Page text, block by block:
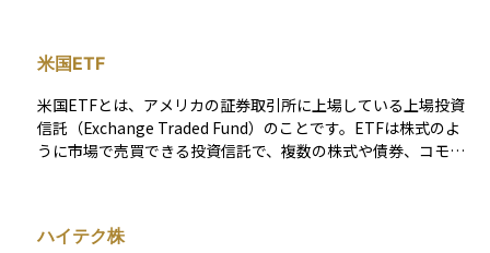
別銘柄の選定やタイミングを図る必要がないため、初心者でも
取り組みやすいのが特徴です。手数料が比較的安く、長期的に
安定した運用成果を目指せる点から、長期投資の基本戦略とし
て広く用いられています。
米国ETF
米国ETFとは、アメリカの証券取引所に上場している上場投資
信託（Exchange Traded Fund）のことです。ETFは株式のよ
うに市場で売買できる投資信託で、複数の株式や債券、コモデ
ク100」などの代表的な株価指数に連動するETFが人気で、アッ
ハイテク株